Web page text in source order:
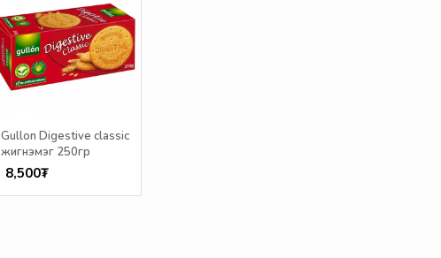
Gullon Digestive classic
жигнэмэг 250гр
8,500₮